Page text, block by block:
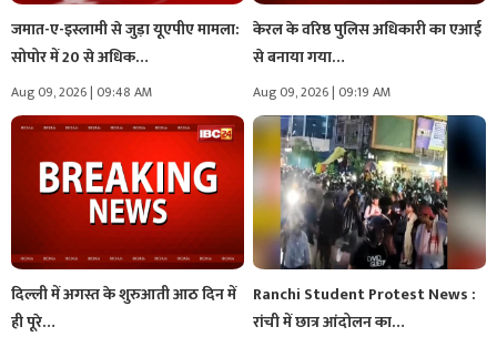
जमात-ए-इस्लामी से जुड़ा यूएपीए मामला:
सोपोर में 20 से अधिक…
Aug 09, 2026 | 09:48 AM
केरल के वरिष्ठ पुलिस अधिकारी का एआई
से बनाया गया…
Aug 09, 2026 | 09:19 AM
दिल्ली में अगस्त के शुरुआती आठ दिन में
ही पूरे…
Ranchi Student Protest News :
रांची में छात्र आंदोलन का…